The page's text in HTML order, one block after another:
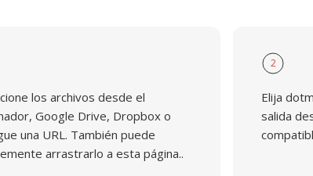
los archivos desde el
Google Drive, Dropbox o
una URL. También puede
arrastrarlo a esta página..
2
Elija
salida